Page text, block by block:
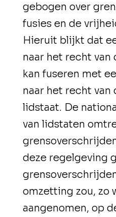
gebogen over
fusies en de
Hieruit blijkt dat
naar het recht van
kan fuseren met
naar het recht van
lidstaat. De
van lidstaten
deze regelgeving
omzetting zou, zo
aangenomen, op